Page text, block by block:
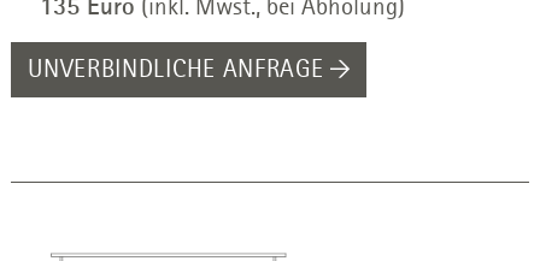
135 Euro (inkl. Mwst., bei Abholung)
UNVERBINDLICHE ANFRAGE